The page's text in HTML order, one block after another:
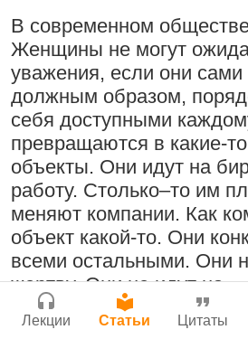
Атланта,
Поклоняться
исполняя его бхаджаны
1:14:02
2008|
Радхарани — глава
служений
1:05:35
В современном обществе
Женщины не могут
уважения, если они сами
должным образом,
себя доступными
превращаются в какие-
объекты. Они идут на
работу. Столько–то им
меняют компании. Как
объект какой-то. Они
всеми остальными. Они
жертву. Они не идут на
самопожертвование.
Нектар имени Кришны
24 июля
Подрыватели доверия к
22 июля
Джанмаштами в
Лекции Статьи Цитаты